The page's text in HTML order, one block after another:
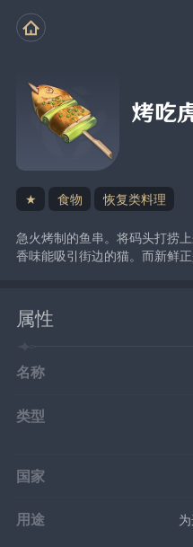
烤吃
★ 食物 恢复类料理
急火烤制的鱼串。将码头打捞
香味能吸引街边的猫。而新鲜正
属性
名称
类型
国家
用途